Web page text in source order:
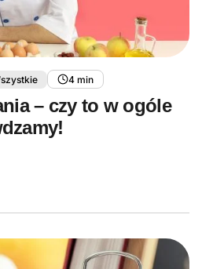
4 min
– czy to w ogóle